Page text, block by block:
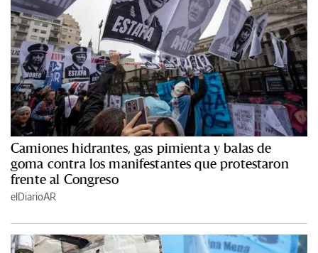
Camiones hidrantes, gas pimienta y balas de
goma contra los manifestantes que protestaron
frente al Congreso
elDiarioAR